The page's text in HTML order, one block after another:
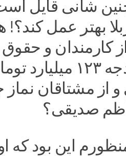
شأنی قایل
بهتر عمل
کارمندان و حقوق
به معروف با بودجه
از مشتاقان نماز
صدیقی؟
این بود که